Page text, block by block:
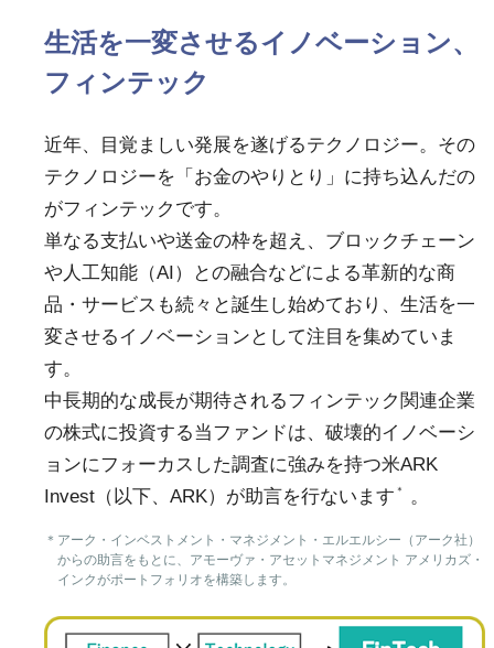
生活を一変させるイノベーション、
フィンテック
近年、目覚ましい発展を遂げるテクノロジー。その
テクノロジーを「お金のやりとり」に持ち込んだの
がフィンテックです。
単なる支払いや送金の枠を超え、ブロックチェーン
や人工知能（AI）との融合などによる革新的な商
品・サービスも続々と誕生し始めており、生活を一
変させるイノベーションとして注目を集めていま
す。
中長期的な成長が期待されるフィンテック関連企業
の株式に投資する当ファンドは、破壊的イノベーシ
ョンにフォーカスした調査に強みを持つ米ARK
Invest（以下、ARK）が助言を行ないます ＊ 。
＊ アーク・インベストメント・マネジメント・エルエルシー（アーク社）
からの助言をもとに、アモーヴァ・アセットマネジメント アメリカズ・
インクがポートフォリオを構築します。